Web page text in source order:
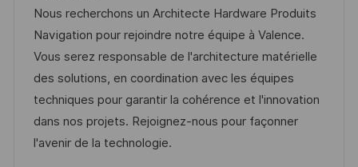
a
t
i
o
n
t
e
d
D
a
t
b
I
d
t
e
g
o
r
y
Nous recherchons un Architecte Hardware Produits
Navigation pour rejoindre notre équipe à Valence.
Vous serez responsable de l'architecture matérielle
des solutions, en coordination avec les équipes
techniques pour garantir la cohérence et l'innovation
dans nos projets. Rejoignez-nous pour façonner
l'avenir de la technologie.